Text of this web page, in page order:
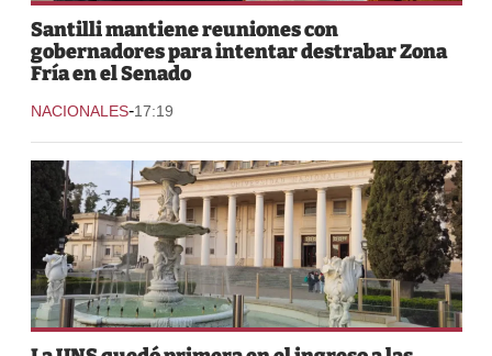
Santilli mantiene reuniones con
gobernadores para intentar destrabar Zona
Fría en el Senado
NACIONALES-17:19